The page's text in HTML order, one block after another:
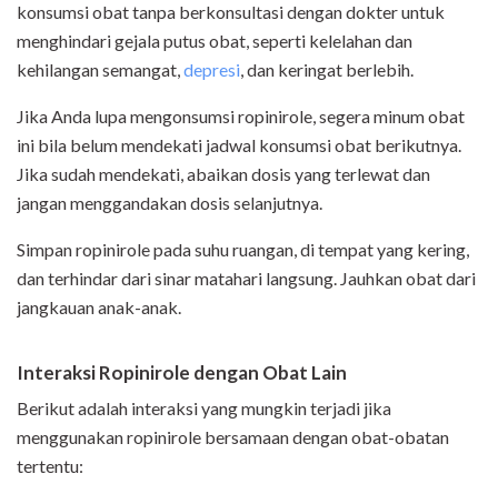
konsumsi obat tanpa berkonsultasi dengan dokter untuk
menghindari gejala putus obat, seperti kelelahan dan
kehilangan semangat,depresi, dan keringat berlebih.
Jika Anda lupa mengonsumsi ropinirole, segera minum obat
ini bila belum mendekati jadwal konsumsi obat berikutnya.
Jika sudah mendekati, abaikan dosis yang terlewat dan
jangan menggandakan dosis selanjutnya.
Simpan ropinirole pada suhu ruangan, di tempat yang kering,
dan terhindar dari sinar matahari langsung. Jauhkan obat dari
jangkauan anak-anak.
Interaksi Ropinirole dengan Obat Lain
Berikut adalah interaksi yang mungkin terjadi jika
menggunakan ropinirole bersamaan dengan obat-obatan
tertentu: